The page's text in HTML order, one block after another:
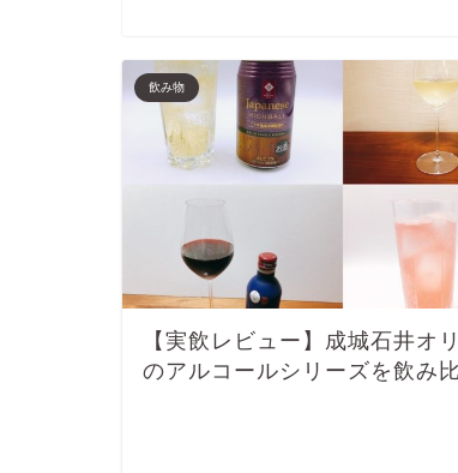
飲み物
【実飲レビュー】成城石井オ
のアルコールシリーズを飲み比